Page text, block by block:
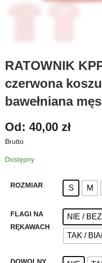
RATOWNIK
czerwona
bawełniana
Od: 40,00 zł
Brutto
Dostępny
ROZMIAR S M
FLAGI NA
RĘKAWACH
NIE /
TAK /